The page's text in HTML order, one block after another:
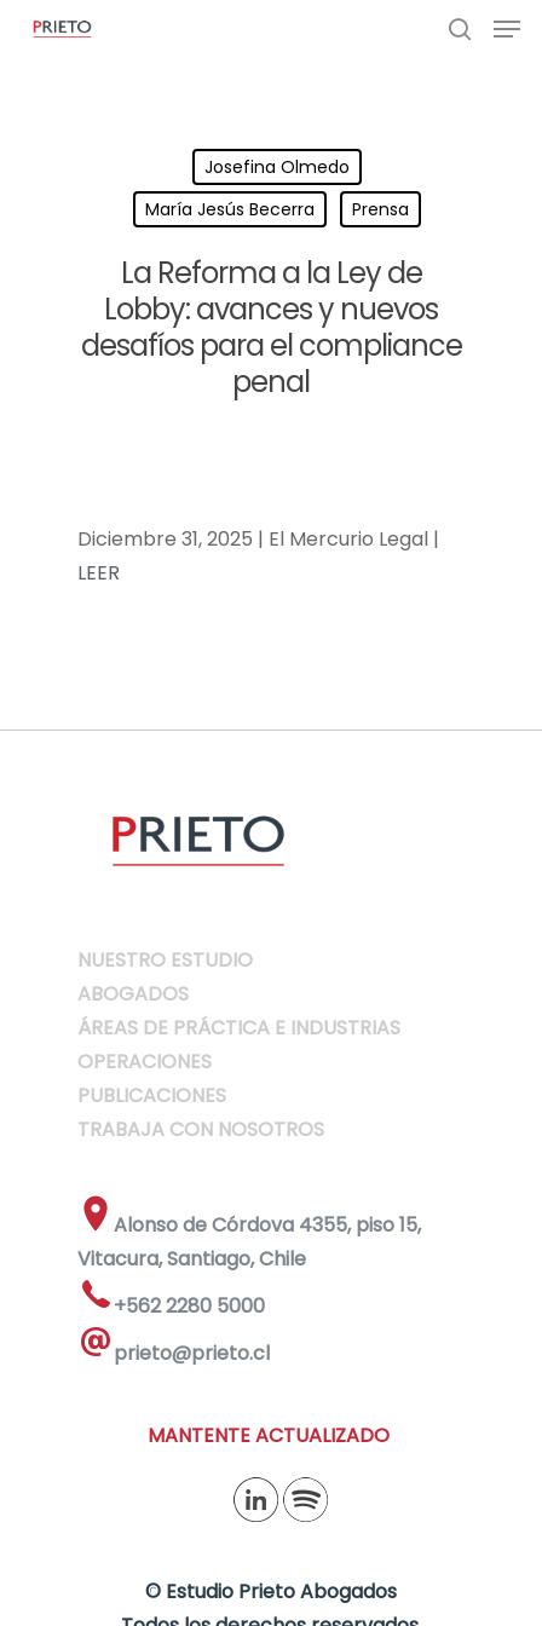
Josefina Olmedo
María Jesús Becerra
Prensa
La Reforma a la Ley de
Lobby: avances y nuevos
desafíos para el compliance
penal
Diciembre 31, 2025 | El Mercurio Legal |
LEER
NUESTRO ESTUDIO
ABOGADOS
ÁREAS DE PRÁCTICA E INDUSTRIAS
OPERACIONES
PUBLICACIONES
TRABAJA CON NOSOTROS
Alonso de Córdova 4355, piso 15,
Vitacura, Santiago, Chile
+562 2280 5000
prieto@prieto.cl
MANTENTE ACTUALIZADO
© Estudio Prieto Abogados